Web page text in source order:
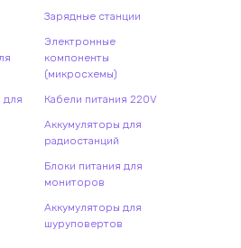
для
Зарядные станции
Электронные
компоненты
(микросхемы)
Кабели питания 220V
Аккумуляторы для
радиостанций
Блоки питания для
мониторов
Аккумуляторы для
шуруповертов